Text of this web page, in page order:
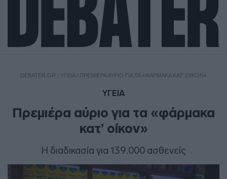
DEBATER.GR / ΥΓΕΙΑ/ ΠΡΕΜΙΈΡΑ ΑΎΡΙΟ ΓΙΑ ΤΑ «ΦΆΡΜΑΚΑ ΚΑΤ’ ΟΊΚΟΝ»
ΥΓΕΙΑ
Πρεμιέρα αύριο για τα «φάρμακα
κατ’ οίκον»
Η διαδικασία για 139.000 ασθενείς